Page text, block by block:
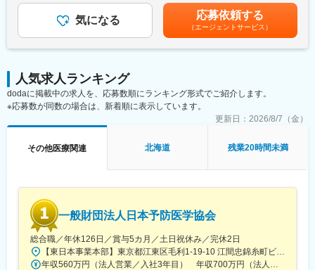
任のPMとして引き継ぎ、体制強化したいと考えております。
■ポジション概要
（契約/請求）までを一気通貫で推進いただきます。
本ポジションは「研究者」ではなく、
・社内（データサイエンス／開発／オペレーション）
を巻き込み、デジタルも活用しながらプロジェクトを前に進める
・大学研究室・医療機関と連携した臨床研究支援
※案件は紹介・問い合わせ起点が中心で、アウトバウンドで「取っ
てくる」よりも、引き受けた案件を“成功させる推進”が重要
※1人あたり同時並行：2～3案件程度
※期間：数ヶ月～半年（案件による）
＜昇給有無＞有＜残業手当＞有＜給与補足＞給与改定：年1回スト
ックオプション付与：都度（昨年実績 有）賃金はあくまでも目
安の金額であり、選考を通じて上下する可能性があります。月給
(月額)は固定手当を含めた表記です。
気になる 応募依頼する
（エージェントサービス）
人気求人ランキング
dodaに掲載中の求人を、応募数順にランキング形式でご紹介します。
※応募数が同数の場合は、新着順に表示しています。
更新日： 2026/8/7（金）
その他医療関連 北海道 残業20時間未満
一般財団法人日本予防医学協会
総合職／年休126日／賞与5カ月／土日祝休み／完休2日
【東日本事業本部】東京都江東区毛利1-19-10 江間忠錦糸町ビル※訪問先からの直行直帰が可能です！＜アクセス＞・JR総武線（快速・各駅停車）／東京メトロ半蔵門線 錦糸町駅より徒歩5分・東京メトロ半蔵門線／都営新宿線 住吉駅より徒歩5分※受動喫煙対策:屋内全面禁煙
年収560万円（法人営業／入社3年目） 年収700万円（法人営業・チームリーダー／入社5年目）